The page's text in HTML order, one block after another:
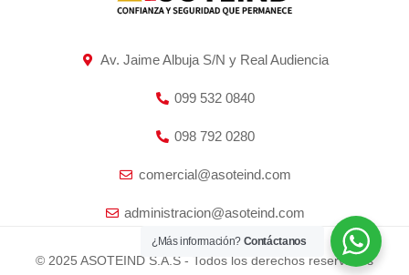
Av. Jaime Albuja S/N y Real Audiencia
099 532 0840
098 792 0280
comercial@asoteind.com
administracion@asoteind.com
© 2025 ASOTEIND S.A.S - Todos los derechos reservados
¿Más información? Contáctanos